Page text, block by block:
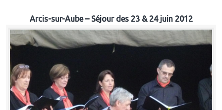
Arcis-sur-Aube – Séjour des 23 & 24 juin 2012